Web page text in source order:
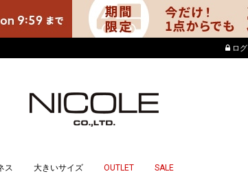
店舗でもポイントが貯
ロ
ス 大きいサイズ OUTLET SALE